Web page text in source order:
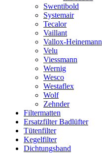
Swentibold
Systemair
Tecalor
Vaillant
Vallox-Heinemann
Velu
Viessmann
Wernig
Wesco
Westaflex
Wolf
Zehnder
Filtermatten
Ersatzfilter Badlüfter
Tütenfilter
Kegelfilter
Dichtungsband